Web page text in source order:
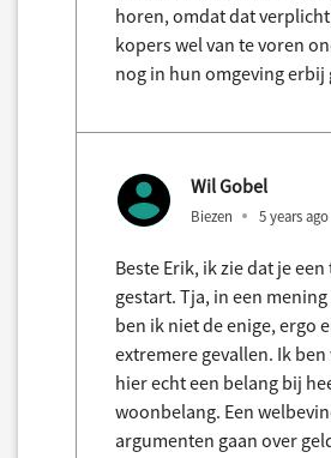
horen, omdat dat
kopers wel van te voren
nog in hun omgeving erbij
Wil Gobel
Biezen 5 years ago
Beste Erik, ik zie dat je
gestart. Tja, in een
ben ik niet de enige, ergo
extremere gevallen. Ik
hier echt een belang bij
woonbelang. Een
argumenten gaan over